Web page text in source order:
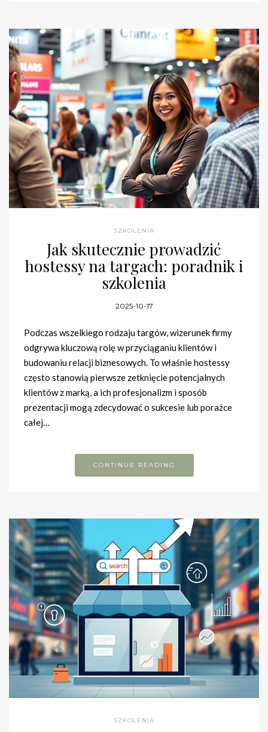
SZKOLENIA
Jak skutecznie prowadzić
hostessy na targach: poradnik i
szkolenia
2025-10-17
Podczas wszelkiego rodzaju targów, wizerunek firmy
odgrywa kluczową rolę w przyciąganiu klientów i
budowaniu relacji biznesowych. To właśnie hostessy
często stanowią pierwsze zetknięcie potencjalnych
klientów z marką, a ich profesjonalizm i sposób
prezentacji mogą zdecydować o sukcesie lub porażce
całej…
CONTINUE READING
SZKOLENIA